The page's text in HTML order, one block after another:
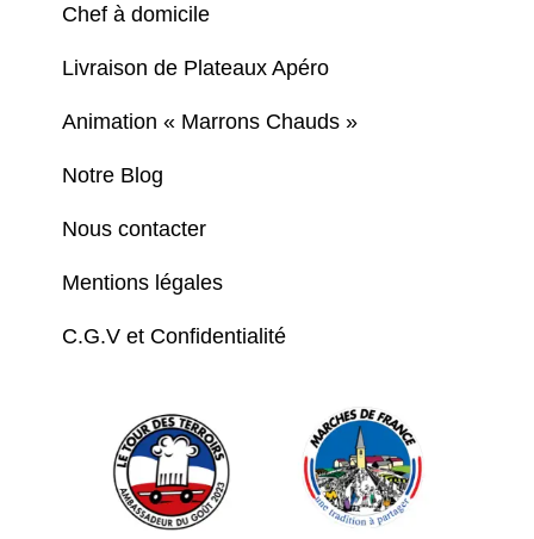
Chef à domicile
Livraison de Plateaux Apéro
Animation « Marrons Chauds »
Notre Blog
Nous contacter
Mentions légales
C.G.V et Confidentialité